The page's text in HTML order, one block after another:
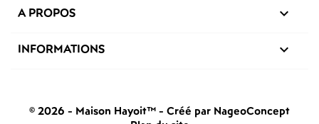
A PROPOS 
INFORMATIONS 
© 2026 - Maison Hayoit™ - Créé par NageoConcept